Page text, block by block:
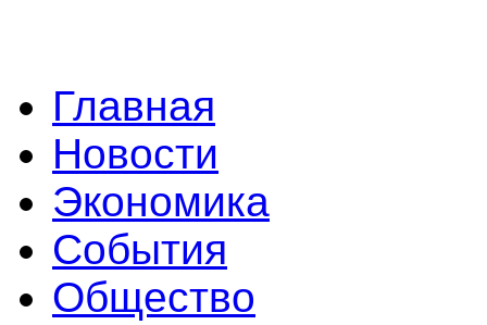
Главная
Новости
Экономика
События
Общество